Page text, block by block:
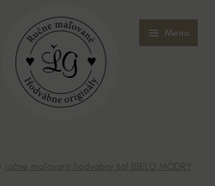
Menu
ručne maľovaný hodvábny šál BIELO MODRÝ